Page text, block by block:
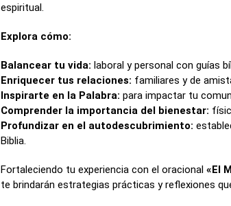
espiritual.
Explora cómo:
Balancear tu vida: laboral y personal con guías
Enriquecer tus relaciones: familiares y de
Inspirarte en la Palabra: para impactar tu
Comprender la importancia del bienestar:
Profundizar en el autodescubrimiento:
Biblia.
Fortaleciendo tu experiencia con el oracional«El
te brindarán estrategias prácticas y reflexiones